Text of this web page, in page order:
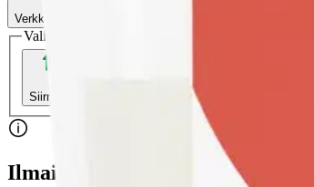
Verkkokaupan hinta
Valitse toimitustapa
Siirry valitsemaan myymälä
Ilmainen toimitus yli 100 €:n